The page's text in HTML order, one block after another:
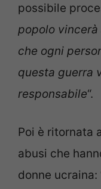
possibile
popolo
che ogni
questa guerra
responsabile“.
Poi è ritornata
abusi che
donne ucraina: